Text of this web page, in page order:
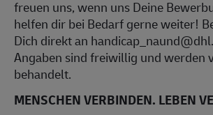
freuen uns, wenn uns Deine
helfen dir bei Bedarf gerne weiter!
Dich direkt an
Angaben sind freiwillig und werden
behandelt.
MENSCHEN VERBINDEN. LEBEN